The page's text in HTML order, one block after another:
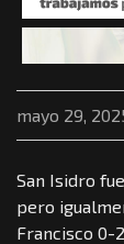
mayo 29,
San Isidro
pero
Francisco 0-